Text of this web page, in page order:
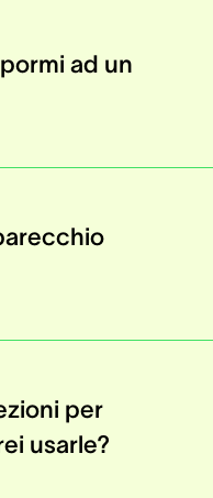
ad un
per
usarle?